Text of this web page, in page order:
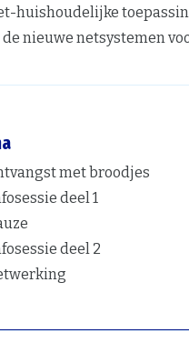
huishoudelijke
nieuwe netsystemen
met broodjes
deel 1
deel 2